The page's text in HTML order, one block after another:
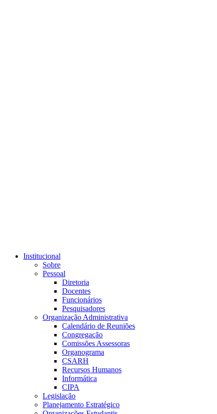
Institucional
Sobre
Pessoal
Diretoria
Docentes
Funcionários
Pesquisadores
Organização Administrativa
Calendário de Reuniões
Congregação
Comissões Assessoras
Organograma
CSARH
Recursos Humanos
Informática
CIPA
Legislação
Planejamento Estratégico